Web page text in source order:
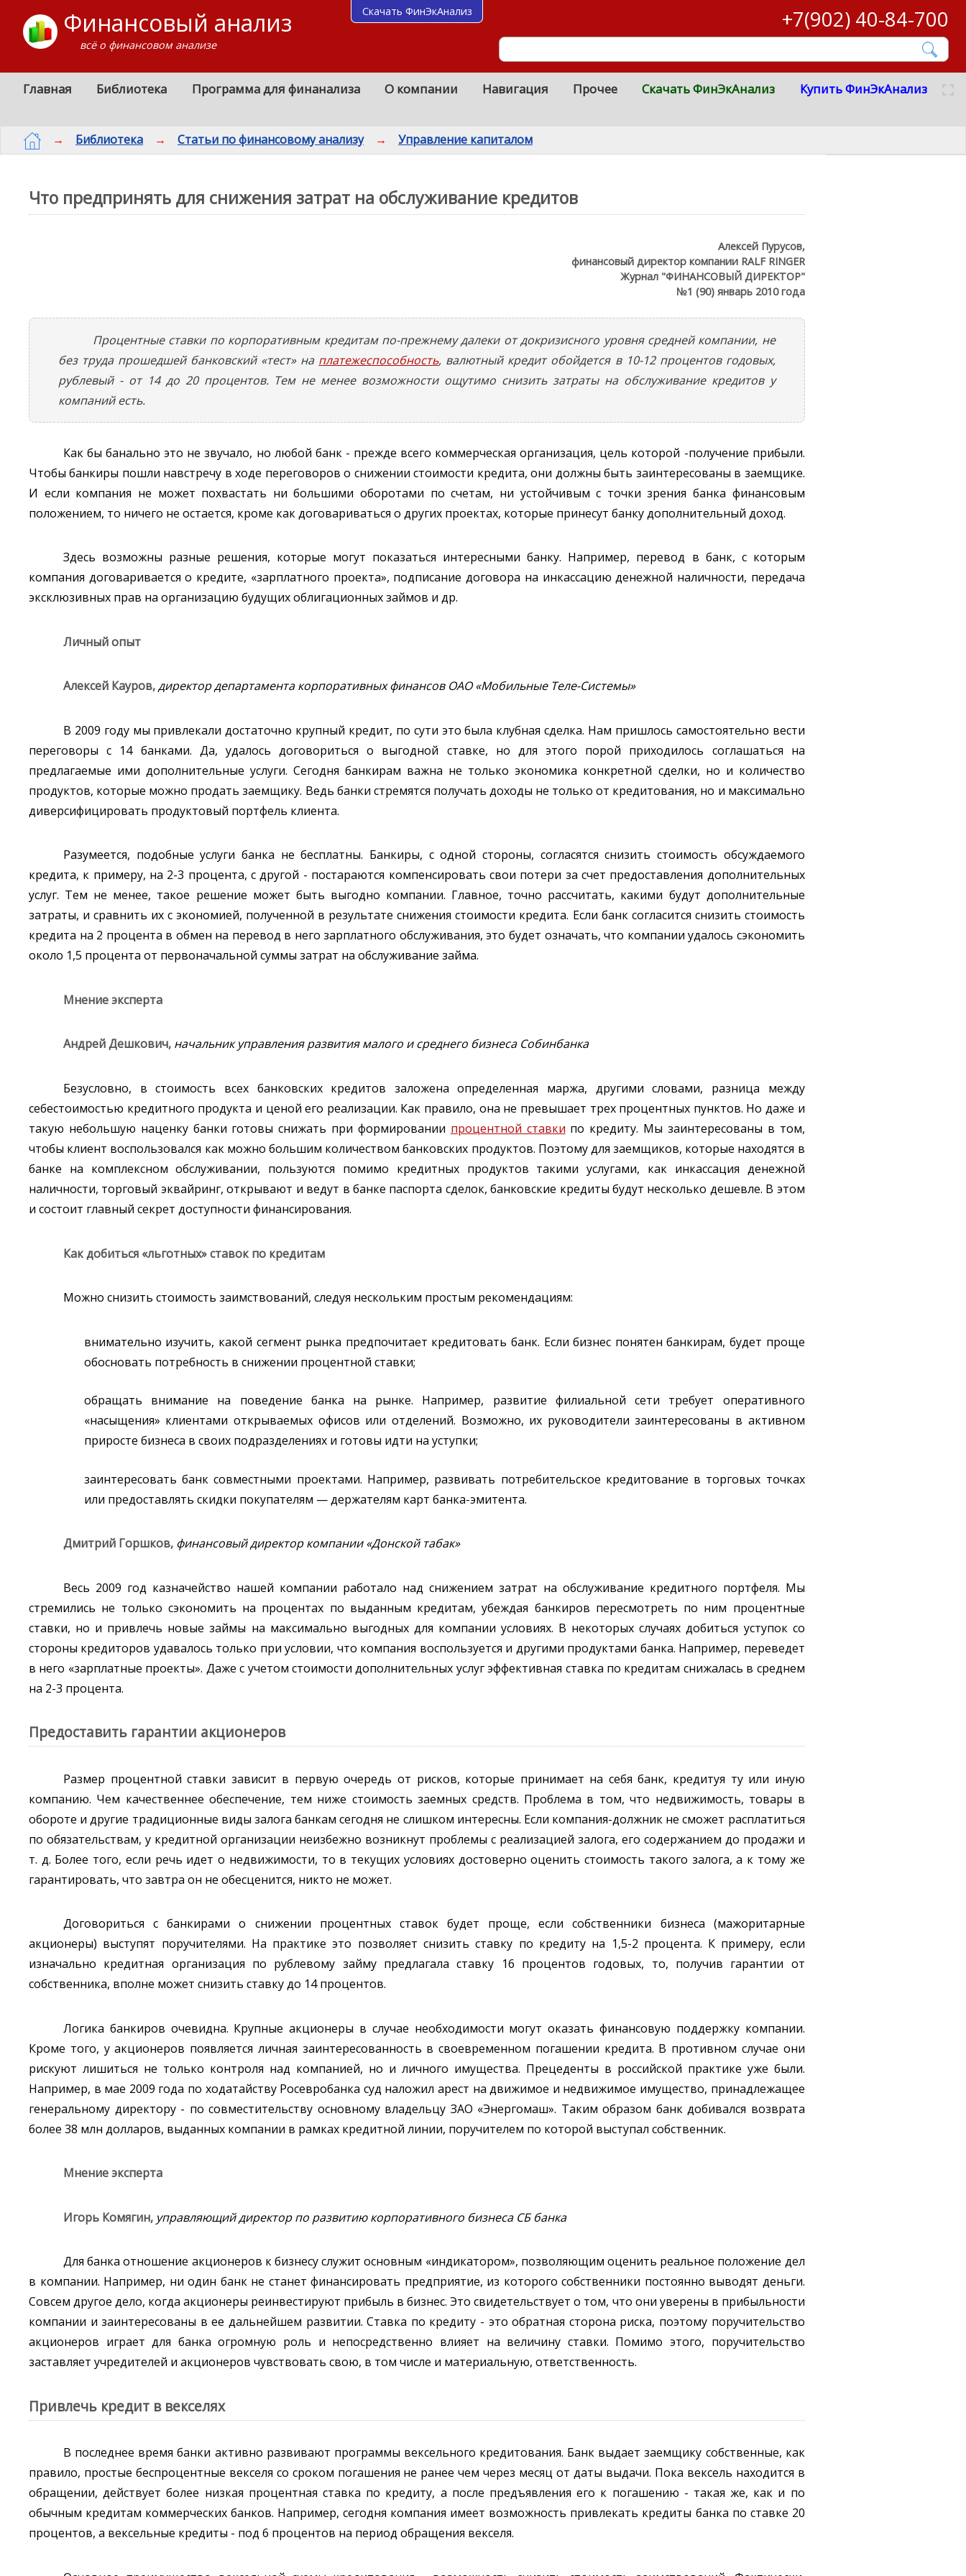
Финансовый анализ
всё о финансовом анализе
+7(902) 40-84-700
Главная Библиотека Программа для финанализа О компании Навигация Прочее Скачать ФинЭкАнализ Купить ФинЭкАнализ
→ Библиотека → Статьи по финансовому анализу → Управление капиталом
Что предпринять для снижения затрат на обслуживание кредитов
Алексей Пурусов,
финансовый директор компании RALF RINGER
Журнал "ФИНАНСОВЫЙ ДИРЕКТОР"
№1 (90) январь 2010 года
Процентные ставки по корпоративным кредитам по-прежнему далеки от докризисного уровня средней компании, не
без труда прошедшей банковский «тест» на платежеспособность, валютный кредит обойдется в 10-12 процентов годовых,
рублевый - от 14 до 20 процентов. Тем не менее возможности ощутимо снизить затраты на обслуживание кредитов у
компаний есть.
Как бы банально это не звучало, но любой банк - прежде всего коммерческая организация, цель которой -получение прибыли.
Чтобы банкиры пошли навстречу в ходе переговоров о снижении стоимости кредита, они должны быть заинтересованы в заемщике.
И если компания не может похвастать ни большими оборотами по счетам, ни устойчивым с точки зрения банка финансовым
положением, то ничего не остается, кроме как договариваться о других проектах, которые принесут банку дополнительный доход.
Здесь возможны разные решения, которые могут показаться интересными банку. Например, перевод в банк, с которым
компания договаривается о кредите, «зарплатного проекта», подписание договора на инкассацию денежной наличности, передача
эксклюзивных прав на организацию будущих облигационных займов и др.
Личный опыт
Алексей Кауров,директор департамента корпоративных финансов ОАО «Мобильные Теле-Системы»
В 2009 году мы привлекали достаточно крупный кредит, по сути это была клубная сделка. Нам пришлось самостоятельно вести
переговоры с 14 банками. Да, удалось договориться о выгодной ставке, но для этого порой приходилось соглашаться на
предлагаемые ими дополнительные услуги. Сегодня банкирам важна не только экономика конкретной сделки, но и количество
продуктов, которые можно продать заемщику. Ведь банки стремятся получать доходы не только от кредитования, но и максимально
диверсифицировать продуктовый портфель клиента.
Разумеется, подобные услуги банка не бесплатны. Банкиры, с одной стороны, согласятся снизить стоимость обсуждаемого
кредита, к примеру, на 2-3 процента, с другой - постараются компенсировать свои потери за счет предоставления дополнительных
услуг. Тем не менее, такое решение может быть выгодно компании. Главное, точно рассчитать, какими будут дополнительные
затраты, и сравнить их с экономией, полученной в результате снижения стоимости кредита. Если банк согласится снизить стоимость
кредита на 2 процента в обмен на перевод в него зарплатного обслуживания, это будет означать, что компании удалось сэкономить
около 1,5 процента от первоначальной суммы затрат на обслуживание займа.
Мнение эксперта
Андрей Дешкович, начальник управления развития малого и среднего бизнеса Собинбанка
Безусловно, в стоимость всех банковских кредитов заложена определенная маржа, другими словами, разница между
себестоимостью кредитного продукта и ценой его реализации. Как правило, она не превышает трех процентных пунктов. Но даже и
такую небольшую наценку банки готовы снижать при формировании процентной ставки по кредиту. Мы заинтересованы в том,
чтобы клиент воспользовался как можно большим количеством банковских продуктов. Поэтому для заемщиков, которые находятся в
банке на комплексном обслуживании, пользуются помимо кредитных продуктов такими услугами, как инкассация денежной
наличности, торговый эквайринг, открывают и ведут в банке паспорта сделок, банковские кредиты будут несколько дешевле. В этом
и состоит главный секрет доступности финансирования.
Как добиться «льготных» ставок по кредитам
Можно снизить стоимость заимствований, следуя нескольким простым рекомендациям:
внимательно изучить, какой сегмент рынка предпочитает кредитовать банк. Если бизнес понятен банкирам, будет проще
обосновать потребность в снижении процентной ставки;
обращать внимание на поведение банка на рынке. Например, развитие филиальной сети требует оперативного
«насыщения» клиентами открываемых офисов или отделений. Возможно, их руководители заинтересованы в активном
приросте бизнеса в своих подразделениях и готовы идти на уступки;
заинтересовать банк совместными проектами. Например, развивать потребительское кредитование в торговых точках
или предоставлять скидки покупателям — держателям карт банка-эмитента.
Дмитрий Горшков, финансовый директор компании «Донской табак»
Весь 2009 год казначейство нашей компании работало над снижением затрат на обслуживание кредитного портфеля. Мы
стремились не только сэкономить на процентах по выданным кредитам, убеждая банкиров пересмотреть по ним процентные
ставки, но и привлечь новые займы на максимально выгодных для компании условиях. В некоторых случаях добиться уступок со
стороны кредиторов удавалось только при условии, что компания воспользуется и другими продуктами банка. Например, переведет
в него «зарплатные проекты». Даже с учетом стоимости дополнительных услуг эффективная ставка по кредитам снижалась в среднем
на 2-3 процента.
Предоставить гарантии акционеров
Размер процентной ставки зависит в первую очередь от рисков, которые принимает на себя банк, кредитуя ту или иную
компанию. Чем качественнее обеспечение, тем ниже стоимость заемных средств. Проблема в том, что недвижимость, товары в
обороте и другие традиционные виды залога банкам сегодня не слишком интересны. Если компания-должник не сможет расплатиться
по обязательствам, у кредитной организации неизбежно возникнут проблемы с реализацией залога, его содержанием до продажи и
т. д. Более того, если речь идет о недвижимости, то в текущих условиях достоверно оценить стоимость такого залога, а к тому же
гарантировать, что завтра он не обесценится, никто не может.
Договориться с банкирами о снижении процентных ставок будет проще, если собственники бизнеса (мажоритарные
акционеры) выступят поручителями. На практике это позволяет снизить ставку по кредиту на 1,5-2 процента. К примеру, если
изначально кредитная организация по рублевому займу предлагала ставку 16 процентов годовых, то, получив гарантии от
собственника, вполне может снизить ставку до 14 процентов.
Логика банкиров очевидна. Крупные акционеры в случае необходимости могут оказать финансовую поддержку компании.
Кроме того, у акционеров появляется личная заинтересованность в своевременном погашении кредита. В противном случае они
рискуют лишиться не только контроля над компанией, но и личного имущества. Прецеденты в российской практике уже были.
Например, в мае 2009 года по ходатайству Росевробанка суд наложил арест на движимое и недвижимое имущество, принадлежащее
генеральному директору - по совместительству основному владельцу ЗАО «Энергомаш». Таким образом банк добивался возврата
более 38 млн долларов, выданных компании в рамках кредитной линии, поручителем по которой выступал собственник.
Мнение эксперта
Игорь Комягин, управляющий директор по развитию корпоративного бизнеса СБ банка
Для банка отношение акционеров к бизнесу служит основным «индикатором», позволяющим оценить реальное положение дел
в компании. Например, ни один банк не станет финансировать предприятие, из которого собственники постоянно выводят деньги.
Совсем другое дело, когда акционеры реинвестируют прибыль в бизнес. Это свидетельствует о том, что они уверены в прибыльности
компании и заинтересованы в ее дальнейшем развитии. Ставка по кредиту - это обратная сторона риска, поэтому поручительство
акционеров играет для банка огромную роль и непосредственно влияет на величину ставки. Помимо этого, поручительство
заставляет учредителей и акционеров чувствовать свою, в том числе и материальную, ответственность.
Привлечь кредит в векселях
В последнее время банки активно развивают программы вексельного кредитования. Банк выдает заемщику собственные, как
правило, простые беспроцентные векселя со сроком погашения не ранее чем через месяц от даты выдачи. Пока вексель находится в
обращении, действует более низкая процентная ставка по кредиту, а после предъявления его к погашению - такая же, как и по
обычным кредитам коммерческих банков. Например, сегодня компания имеет возможность привлекать кредиты банка по ставке 20
процентов, а вексельные кредиты - под 6 процентов на период обращения векселя.
Скачать ФинЭкАнализ